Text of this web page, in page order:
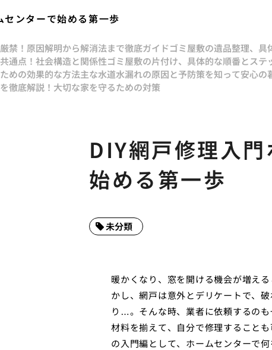
ンターで始める第一歩
禁！原因解明から解消法まで徹底ガイドゴミ屋敷の遺品整理、
通点！社会構造と関係性ゴミ屋敷の片付け、具体的な順番とステ
めの効果的な方法主な水道水漏れの原因と予防策を知って安心の
徹底解説！大切な家を守るための対策
DIY網戸修理入
始める第一歩
未分類
暖かくなり、窓を開ける機会が増え
かし、網戸は意外とデリケートで、
り…。そんな時、業者に依頼するの
材料を揃えて、自分で修理すること
の入門編として、ホームセンターで